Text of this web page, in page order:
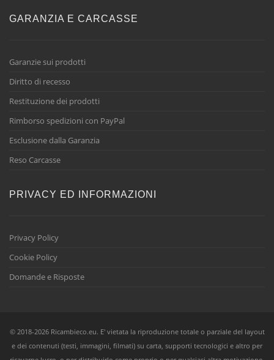
GARANZIA E CARCASSE
Garanzie sui prodotti
Diritto di recesso
Restituzione dei prodotti
Rimborso spedizioni con PayPal
Esclusione dalla Garanzia
Reso Carcasse
PRIVACY ED INFORMAZIONI
Privacy Policy
Cookie Policy
Domande e Risposte
© 2018-2026 Ricambieco.eu. E' vietata la riproduzione totale o parziale del layout
e dei contenuti (testi, immagini, filmati) su carta, supporti tecnologici e altro per